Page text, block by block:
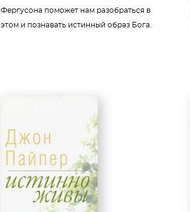
Фергусона поможет нам разобраться в
этом и познавать истинный образ Бога.